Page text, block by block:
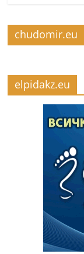
chudomir.eu
elpidakz.eu